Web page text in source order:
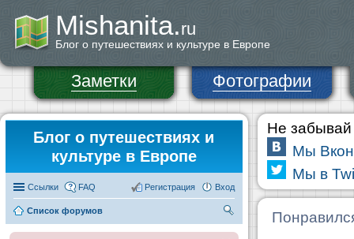
Mishanita.ru
Блог о путешествиях и культуре в Европе
Заметки Фотографии
Блог о путешествиях и
культуре в Европе
Ссылки FAQ Вход
Регистрация
Список форумов
Не забывай
Мы
Мы в